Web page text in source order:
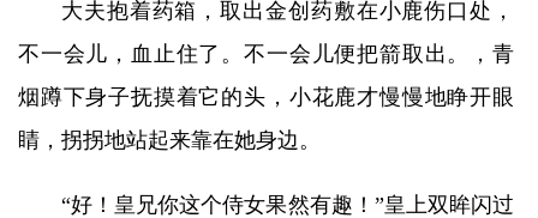
大夫抱着药箱，取出金创药敷在小鹿伤口处，
不一会儿，血止住了。不一会儿便把箭取出。，青
烟蹲下身子抚摸着它的头，小花鹿才慢慢地睁开眼
睛，拐拐地站起来靠在她身边。
“好！皇兄你这个侍女果然有趣！”皇上双眸闪过